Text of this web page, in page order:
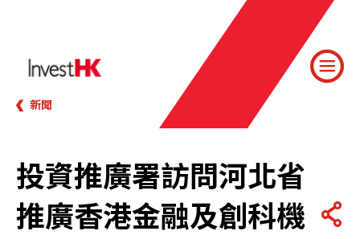
新聞
投資推廣署訪問河北省
推廣香港金融及創科機